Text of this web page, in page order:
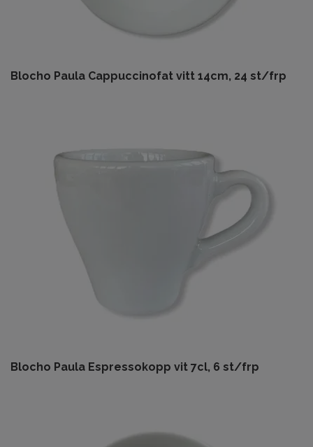
Blocho Paula Cappuccinofat vitt 14cm, 24 st/frp
Blocho Paula Espressokopp vit 7cl, 6 st/frp